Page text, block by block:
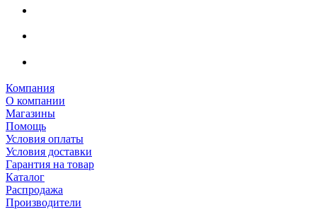
Компания
О компании
Магазины
Помощь
Условия оплаты
Условия доставки
Гарантия на товар
Каталог
Распродажа
Производители